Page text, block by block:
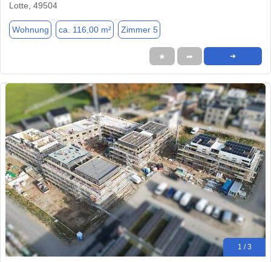
Lotte, 49504
Wohnung ca. 116,00 m² Zimmer 5
★ ➦ ➜
1 / 3